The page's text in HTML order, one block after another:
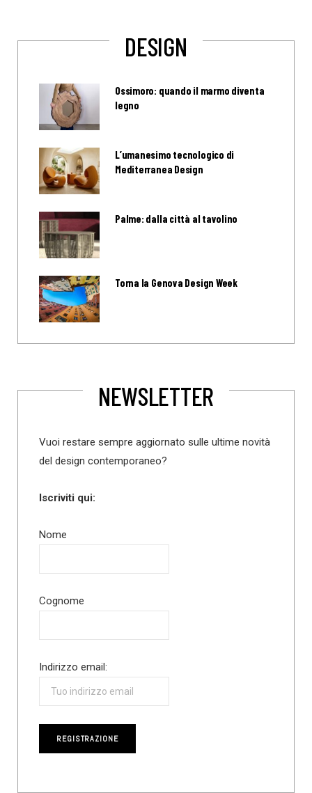
DESIGN
Ossimoro: quando il marmo diventa
legno
L’umanesimo tecnologico di
Mediterranea Design
Palme: dalla città al tavolino
Torna la Genova Design Week
NEWSLETTER
Vuoi restare sempre aggiornato sulle ultime novità
del design contemporaneo?
Iscriviti qui:
Nome
Cognome
Indirizzo email: